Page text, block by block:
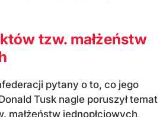
tzw. małżeństw
pytany o to, co jego
Tusk nagle poruszył temat
małżeństw jednopłciowych,